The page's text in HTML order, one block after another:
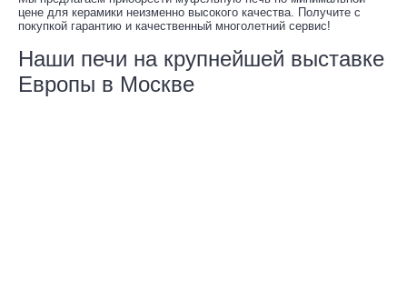
цене для керамики неизменно высокого качества. Получите с
покупкой гарантию и качественный многолетний сервис!
Наши печи на крупнейшей выставке
Европы в Москве